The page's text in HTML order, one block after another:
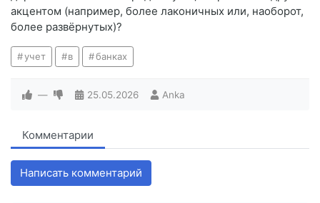
акцентом (например, более лаконичных или, наоборот,
более развёрнутых)?
учет в банках
— 25.05.2026 Anka
Комментарии
Написать комментарий